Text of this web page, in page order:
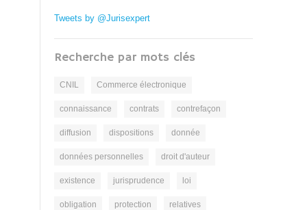
Tweets by @Jurisexpert
Recherche par mots clés
CNIL Commerce électronique
connaissance contrats contrefaçon
diffusion dispositions donnée
données personnelles droit d'auteur
existence jurisprudence loi
obligation protection relatives